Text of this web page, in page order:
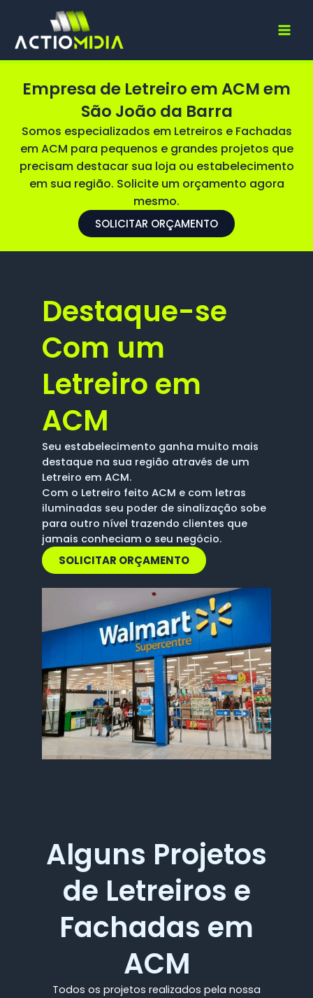
Empresa de Letreiro em ACM em
São João da Barra
Somos especializados em Letreiros e Fachadas
em ACM para pequenos e grandes projetos que
precisam destacar sua loja ou estabelecimento
em sua região. Solicite um orçamento agora
mesmo.
SOLICITAR ORÇAMENTO
Destaque-se
Com um
Letreiro em
ACM
Seu estabelecimento ganha muito mais
destaque na sua região através de um
Letreiro em ACM.
Com o Letreiro feito ACM e com letras
iluminadas seu poder de sinalização sobe
para outro nível trazendo clientes que
jamais conheciam o seu negócio.
SOLICITAR ORÇAMENTO
Alguns Projetos
de Letreiros e
Fachadas em
ACM
Todos os projetos realizados pela nossa